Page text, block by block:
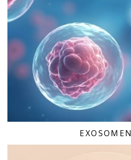
EXOSOMEN